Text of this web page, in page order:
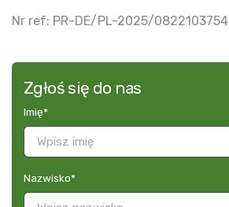
Nr ref: PR-DE/PL-2025/0822103754
Zgłoś się do nas
Imię*
Nazwisko*